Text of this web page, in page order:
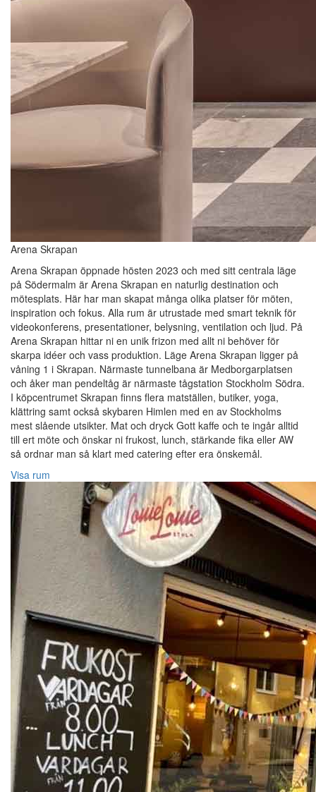
Arena Skrapan
Arena Skrapan öppnade hösten 2023 och med sitt centrala läge
på Södermalm är Arena Skrapan en naturlig destination och
mötesplats. Här har man skapat många olika platser för möten,
inspiration och fokus. Alla rum är utrustade med smart teknik för
videokonferens, presentationer, belysning, ventilation och ljud. På
Arena Skrapan hittar ni en unik frizon med allt ni behöver för
skarpa idéer och vass produktion. Läge Arena Skrapan ligger på
våning 1 i Skrapan. Närmaste tunnelbana är Medborgarplatsen
och åker man pendeltåg är närmaste tågstation Stockholm Södra.
I köpcentrumet Skrapan finns flera matställen, butiker, yoga,
klättring samt också skybaren Himlen med en av Stockholms
mest slående utsikter. Mat och dryck Gott kaffe och te ingår alltid
till ert möte och önskar ni frukost, lunch, stärkande fika eller AW
så ordnar man så klart med catering efter era önskemål.
Visa rum